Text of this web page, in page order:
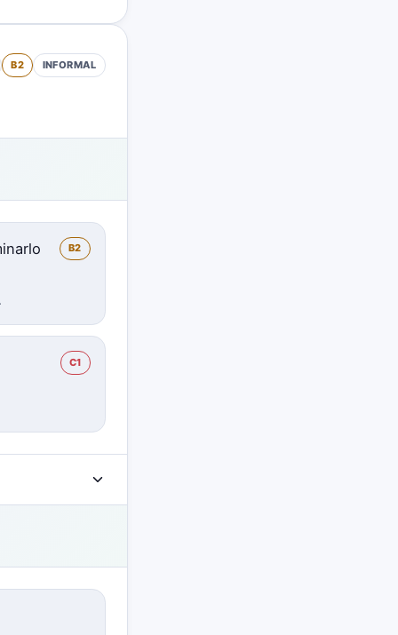
B2 INFORMAL
B2
C1